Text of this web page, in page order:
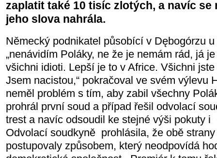
zaplatit také 10 tisíc zlotých, a navíc se
jeho slova nahrála.
Německý podnikatel působící v Dębogórzu
„nenávidím Poláky, ne že je nemám rád, já
všichni idioti. Lepší je to v Africe. Všichni
Jsem nacistou,“ pokračoval ve svém výlevu
neměl problém s tím, aby zabil všechny
prohrál první soud a případ řešil odvolací
trest a navíc odsoudil ke stejné výši pokuty i
Odvolací soudkyně prohlásila, že obě
postupovaly způsobem, který neodpovídá